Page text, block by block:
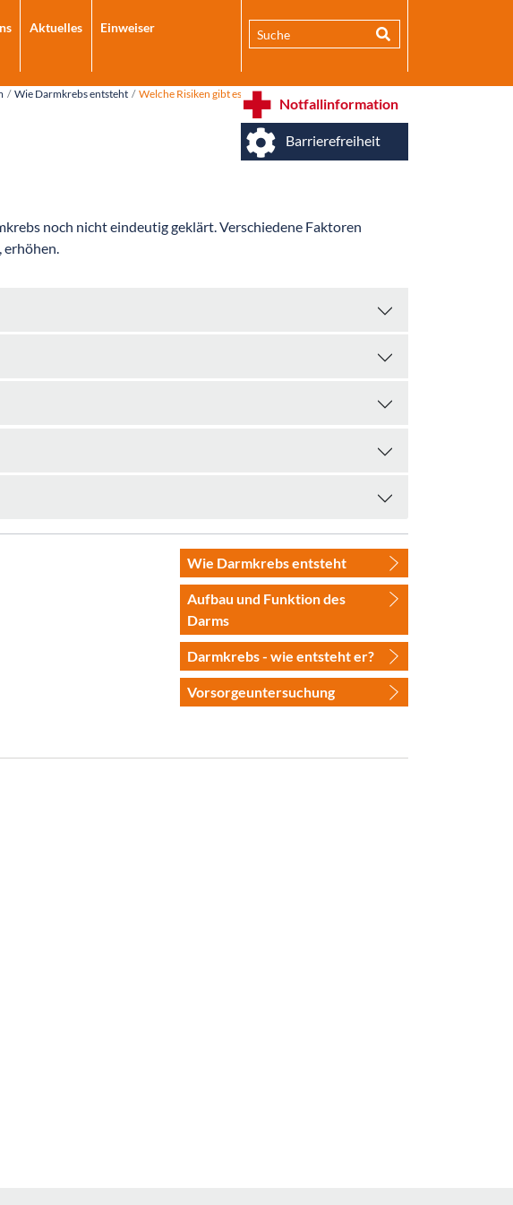
Aktuelles Einweiser
Notfallinformation
Barrierefreiheit
Wie Darmkrebs entsteht Welche Risiken gibt es?
noch nicht eindeutig geklärt. Verschiedene Faktoren
erhöhen.
Wie Darmkrebs entsteht
Aufbau und Funktion des
Darms
Darmkrebs - wie entsteht er?
Vorsorgeuntersuchung